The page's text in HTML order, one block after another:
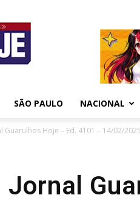
SÃO PAULO NACIONAL
Guarulhos Hoje – Ed. 4101 – 14/02/2025
Jornal